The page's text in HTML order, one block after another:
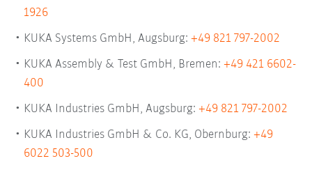
1926
KUKA Systems GmbH, Augsburg:+49 821 797-2002
KUKA Assembly & Test GmbH, Bremen:+49 421 6602-
400
KUKA Industries GmbH, Augsburg:+49 821 797-2002
KUKA Industries GmbH & Co. KG, Obernburg:+49
6022 503-500